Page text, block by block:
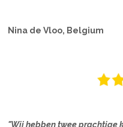
Nina de Vloo, Belgium
"Wij hebben twee prachtige